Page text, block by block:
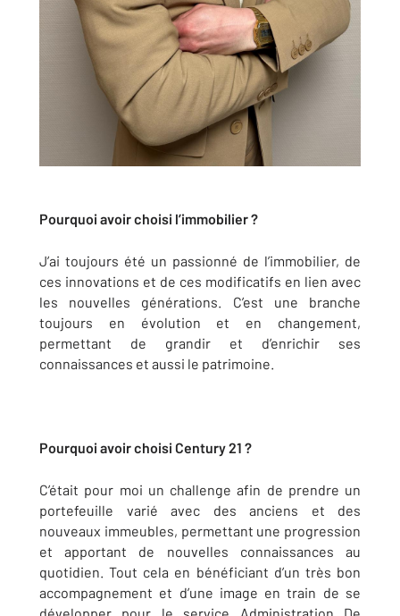
Pourquoi avoir choisi l’immobilier ?
J’ai toujours été un passionné de l’immobilier, de
ces innovations et de ces modificatifs en lien avec
les nouvelles générations. C’est une branche
toujours en évolution et en changement,
permettant de grandir et d’enrichir ses
connaissances et aussi le patrimoine.
Pourquoi avoir choisi Century 21 ?
C’était pour moi un challenge afin de prendre un
portefeuille varié avec des anciens et des
nouveaux immeubles, permettant une progression
et apportant de nouvelles connaissances au
quotidien. Tout cela en bénéficiant d’un très bon
accompagnement et d’une image en train de se